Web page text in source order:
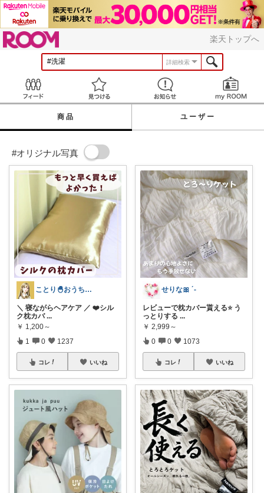
楽天トップへ
詳細検索
見つける お知らせ
商品 ユーザー
#オリジナル写真
ことり🐣おうち時間快適＆UV対策
＼ 寝ながらヘアケア ／ ❤️シル
ク枕カバ ...
￥ 1,200～
1 0 1237
コレ いいね
せりな🎀 ´-
レビューで枕カバー貰える⭐️ う
っとりする ...
￥ 2,999～
0 0 1073
コレ いいね